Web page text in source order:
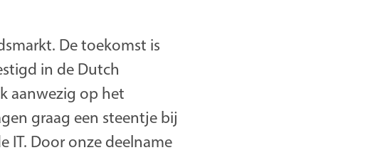
De toekomst is
in de Dutch
aanwezig op het
graag een steentje bij
IT. Door onze deelname